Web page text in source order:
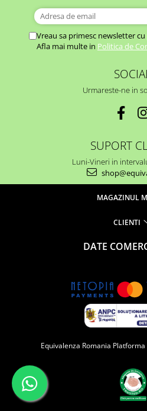
Vreau sa primesc newsletter
Afla mai multe in Politica de
SOCIAL
Urmareste-ne in
SUPORT
Luni-Vineri in
MAGAZINUL
CLIENTI
DATE
Equivalenza Romania Platforma